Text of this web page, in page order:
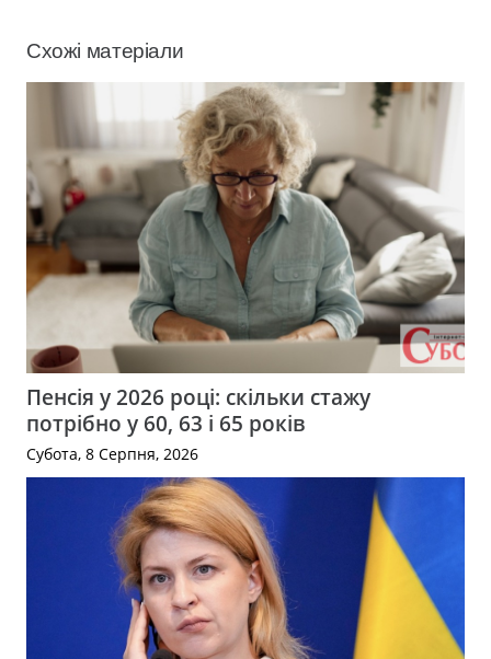
Схожі матеріали
Пенсія у 2026 році: скільки стажу
потрібно у 60, 63 і 65 років
Субота, 8 Серпня, 2026